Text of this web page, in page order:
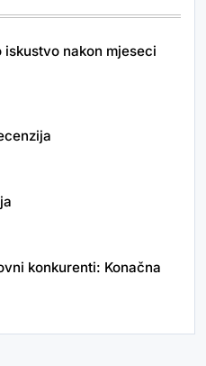
iskustvo nakon mjeseci
konkurenti: Konačna